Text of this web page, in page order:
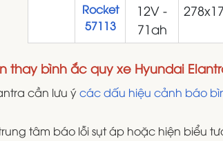
Rocket
57113
12V -
71ah
thay bình ắc quy xe Hyundai
cần lưu ýcác dấu hiệu cảnh báo
tâm báo lỗi sụt áp hoặc hiện biểu